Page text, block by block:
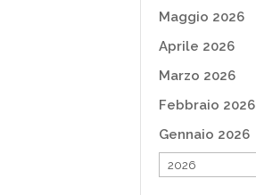
Maggio 2026
Aprile 2026
Marzo 2026
Febbraio 2026
Gennaio 2026